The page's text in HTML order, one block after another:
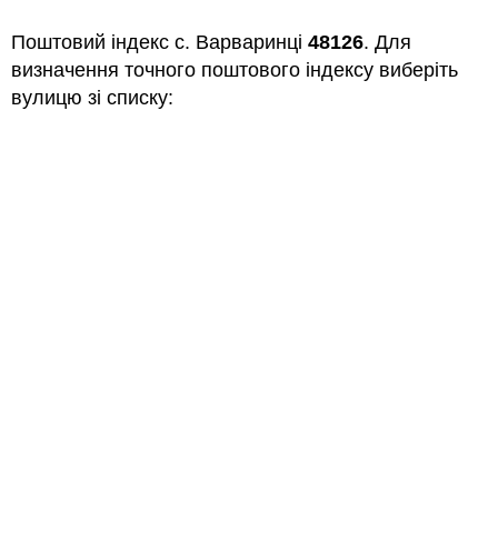
Поштовий індекс с. Варваринці 48126. Для
визначення точного поштового індексу виберіть
вулицю зі списку: